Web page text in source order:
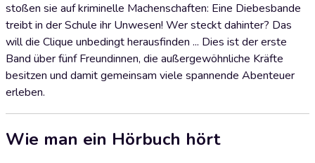
stoßen sie auf kriminelle Machenschaften: Eine Diebesbande
treibt in der Schule ihr Unwesen! Wer steckt dahinter? Das
will die Clique unbedingt herausfinden ... Dies ist der erste
Band über fünf Freundinnen, die außergewöhnliche Kräfte
besitzen und damit gemeinsam viele spannende Abenteuer
erleben.
Wie man ein Hörbuch hört